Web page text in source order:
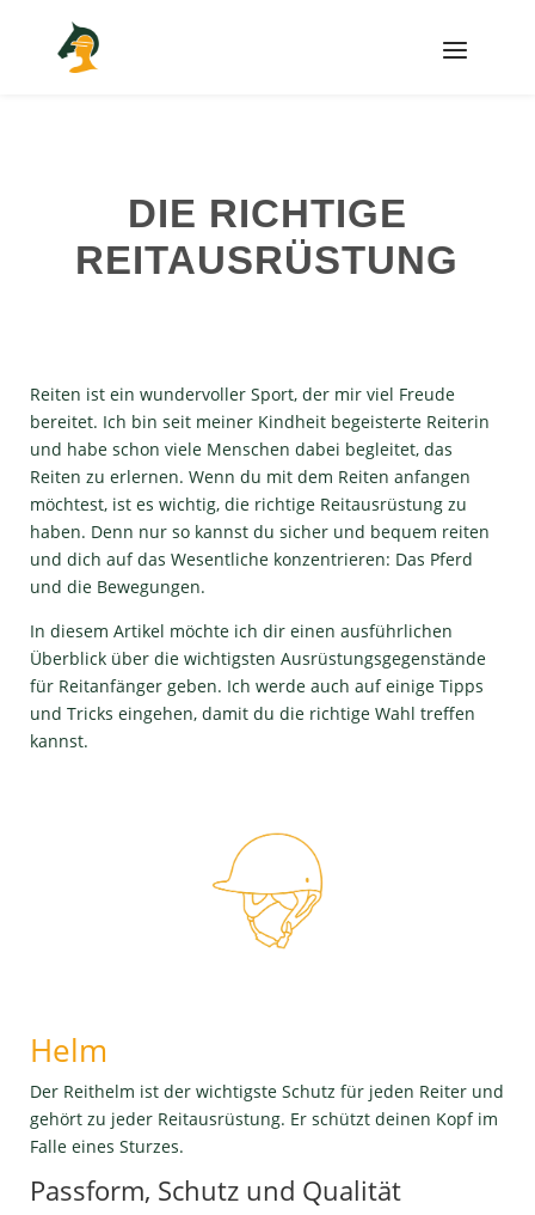
DIE RICHTIGE
REITAUSRÜSTUNG
Reiten ist ein wundervoller Sport, der mir viel Freude
bereitet. Ich bin seit meiner Kindheit begeisterte Reiterin
und habe schon viele Menschen dabei begleitet, das
Reiten zu erlernen. Wenn du mit dem Reiten anfangen
möchtest, ist es wichtig, die richtige Reitausrüstung zu
haben. Denn nur so kannst du sicher und bequem reiten
und dich auf das Wesentliche konzentrieren: Das Pferd
und die Bewegungen.
In diesem Artikel möchte ich dir einen ausführlichen
Überblick über die wichtigsten Ausrüstungsgegenstände
für Reitanfänger geben. Ich werde auch auf einige Tipps
und Tricks eingehen, damit du die richtige Wahl treffen
kannst.
Helm
Der Reithelm ist der wichtigste Schutz für jeden Reiter und
gehört zu jeder Reitausrüstung. Er schützt deinen Kopf im
Falle eines Sturzes.
Passform, Schutz und Qualität